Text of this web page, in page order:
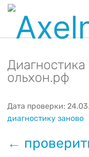
ольхон.рф
Дата проверки:
диагностику заново
←